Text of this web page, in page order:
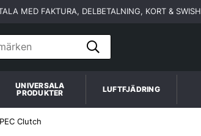
MED FAKTURA, DELBETALNING, KORT & SWISH
UNIVERSALA
PRODUKTER
LUFTFJÄDRING
Clutch